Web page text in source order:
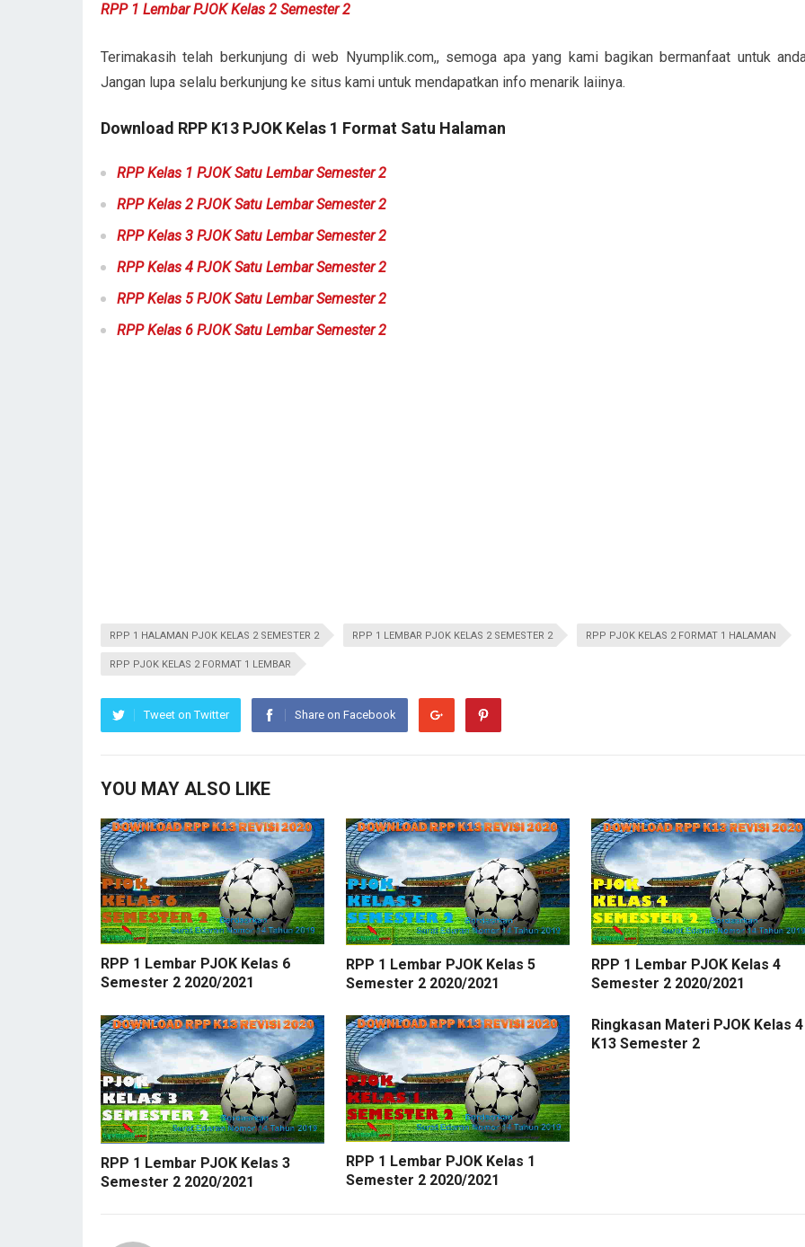
RPP 1 Lembar PJOK Kelas 2 Semester 2
Terimakasih telah berkunjung di web Nyumplik.com,, semoga apa yang kami bagikan bermanfaat untuk
Jangan lupa selalu berkunjung ke situs kami untuk mendapatkan info menarik laiinya.
Download RPP K13 PJOK Kelas 1 Format Satu Halaman
RPP Kelas 1 PJOK Satu Lembar Semester 2
RPP Kelas 2 PJOK Satu Lembar Semester 2
RPP Kelas 3 PJOK Satu Lembar Semester 2
RPP Kelas 4 PJOK Satu Lembar Semester 2
RPP Kelas 5 PJOK Satu Lembar Semester 2
RPP Kelas 6 PJOK Satu Lembar Semester 2
RPP 1 HALAMAN PJOK KELAS 2 SEMESTER 2 RPP 1 LEMBAR PJOK KELAS 2 SEMESTER 2 RPP PJOK KELAS 2 FORMAT 1 HALAMAN
RPP PJOK KELAS 2 FORMAT 1 LEMBAR
Tweet on Twitter Share on Facebook
YOU MAY ALSO LIKE
RPP 1 Lembar PJOK Kelas 6
Semester 2 2020/2021
RPP 1 Lembar PJOK Kelas 5
Semester 2 2020/2021
RPP 1 Lembar PJOK Kelas 4
Semester 2 2020/2021
RPP 1 Lembar PJOK Kelas 3
Semester 2 2020/2021
RPP 1 Lembar PJOK Kelas 1
Semester 2 2020/2021
Ringkasan Materi PJOK Kelas 4
K13 Semester 2